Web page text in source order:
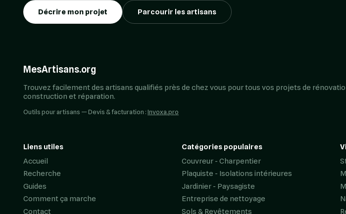
Décrire mon projet Parcourir les artisans
MesArtisans.org
Trouvez facilement des artisans qualifiés près de chez vous pour tous vos projets de
construction et réparation.
Outils pour artisans — Devis & facturation :Invoxa.pro
Liens utiles
Accueil
Recherche
Guides
Comment ça marche
Contact
Catégories populaires
Couvreur - Charpentier
Plaquiste - Isolations intérieures
Jardinier - Paysagiste
Entreprise de nettoyage
Sols & Revêtements